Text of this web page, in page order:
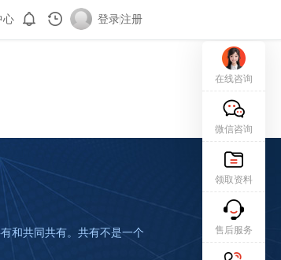
心 登录|注册
和共同共有。共有不是一个
在线咨询
微信咨询
领取资料
售后服务